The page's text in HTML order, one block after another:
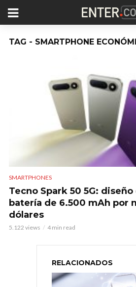
TAG - SMARTPHONE
SMARTPHONES
Tecno Spark 50 5G:
batería de 6.500 mAh por
dólares
5.122 views 4 min read
RELACIONADOS